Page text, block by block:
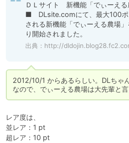
ＤＬサイト　新機能「でぃーえ
■　DLsite.comにて、最大100ポ
される新機能「でぃーえる農場
り開始されました。
出典： http://
2012/10/1 からあるらしい。DLちゃ
なので、でぃーえる農場は大先輩と言
レア度は、
並レア：1 pt
超レア：10 pt